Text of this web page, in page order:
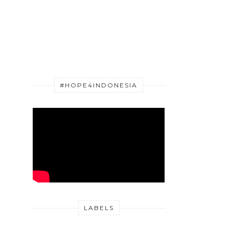
#HOPE4INDONESIA
LABELS